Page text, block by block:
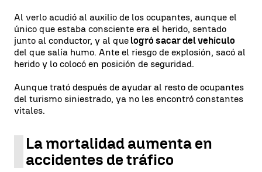
Al verlo acudió al auxilio de los ocupantes, aunque el
único que estaba consciente era el herido, sentado
junto al conductor, y al que logró sacar del vehículo
del que salía humo. Ante el riesgo de explosión, sacó al
herido y lo colocó en posición de seguridad.
Aunque trató después de ayudar al resto de ocupantes
del turismo siniestrado, ya no les encontró constantes
vitales.
La mortalidad aumenta en
accidentes de tráfico